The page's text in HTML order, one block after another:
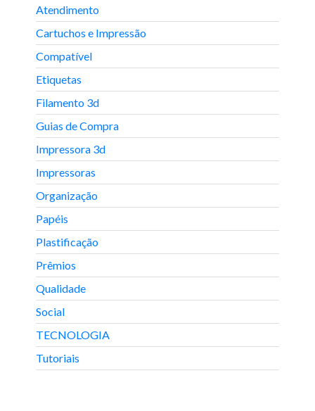
Atendimento
Cartuchos e Impressão
Compatível
Etiquetas
Filamento 3d
Guias de Compra
Impressora 3d
Impressoras
Organização
Papéis
Plastificação
Prêmios
Qualidade
Social
TECNOLOGIA
Tutoriais